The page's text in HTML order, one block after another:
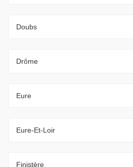
Doubs
Drôme
Eure
Eure-Et-Loir
Finistère